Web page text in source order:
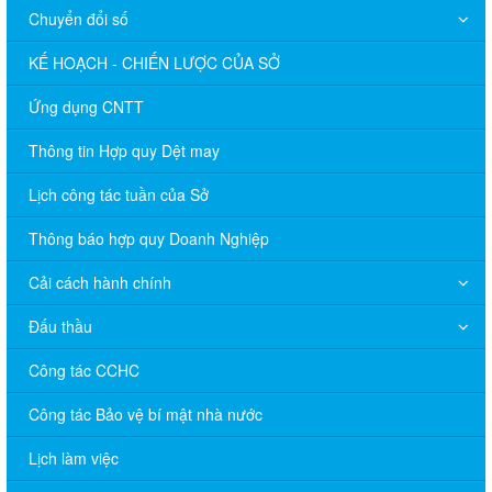
Chuyển đổi số
KẾ HOẠCH - CHIẾN LƯỢC CỦA SỞ
Ứng dụng CNTT
Thông tin Hợp quy Dệt may
Lịch công tác tuần của Sở
Thông báo hợp quy Doanh Nghiệp
Cải cách hành chính
Đấu thầu
Công tác CCHC
Công tác Bảo vệ bí mật nhà nước
Lịch làm việc